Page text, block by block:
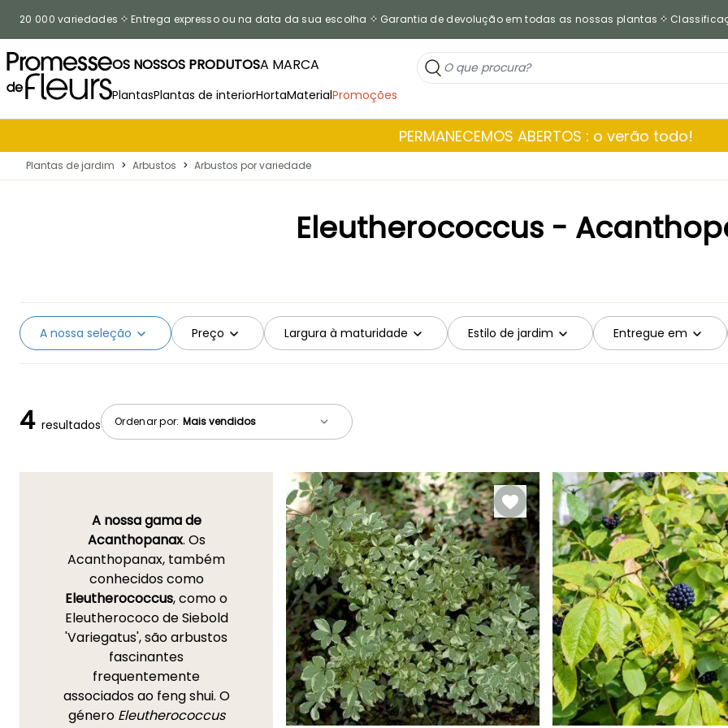
20 000 variedades Entrega expresso ou na data da sua escolha Garantia de devolução em todas as nossas plantas
OS NOSSOS PRODUTOSA MARCA
PlantasPlantas de interiorHortaMaterialPromoções
PERMANECEMOS ABERTOS : o verão todo!
Plantas de jardim > Arbustos > Arbustos por variedade
Eleutherococcus -
Preço Largura à maturidade Estilo de jardim
A nossa seleção Entregue em
Ordenar por:
4 resultados
A nossa gama de
Acanthopanax. Os
Acanthopanax, também
conhecidos como
Eleutherococcus, como o
Eleutherococo de Siebold
'Variegatus', são arbustos
fascinantes
frequentemente
associados ao feng shui. O
género Eleutherococcus